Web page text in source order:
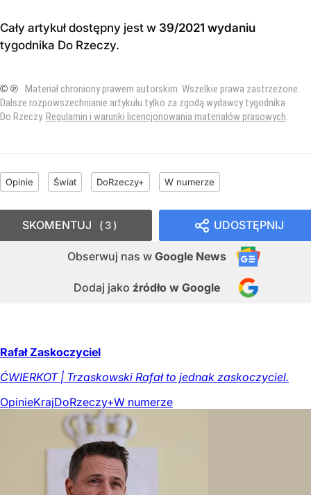
Cały artykuł dostępny jest w 39/2021 wydaniu
tygodnika Do Rzeczy.
© ℗ Materiał chroniony prawem autorskim. Wszelkie prawa zastrzeżone.
Dalsze rozpowszechnianie artykułu tylko za zgodą wydawcy tygodnika
Do Rzeczy. Regulamin i warunki licencjonowania materiałów prasowych
Opinie Świat DoRzeczy+ W numerze
UDOSTĘPNIJ
Obserwuj nas w Google News
Dodaj jako źródło w Google
SKOMENTUJ 3
Rafał Zaskoczyciel
ĆWIERKOT | Trzaskowski Rafał to jednak zaskoczyciel.
OpinieKrajDoRzeczy+W numerze